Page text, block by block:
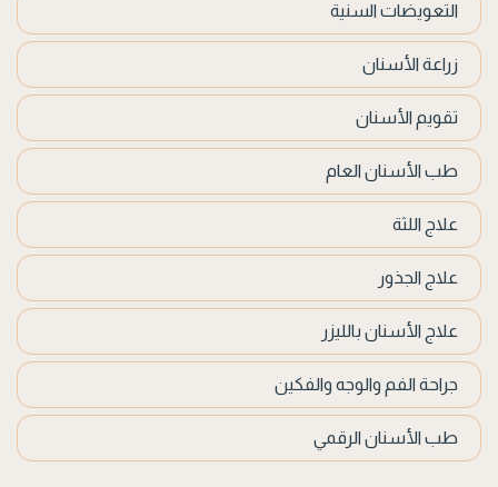
التعويضات السنية
زراعة الأسنان
تقويم الأسنان
طب الأسنان العام
علاج اللثة
علاج الجذور
علاج الأسنان بالليزر
جراحة الفم والوجه والفكين
طب الأسنان الرقمي